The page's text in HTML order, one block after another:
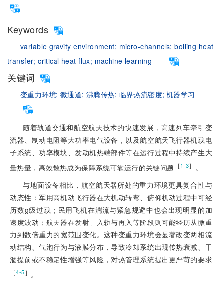
Keywords
variable gravity environment; micro-channels;boiling heat
transfer;critical heat flux; machine learning
关键词
变重力环境; 微通道;沸腾传热; 临界热流密度; 机器学习
随着轨道交通和航空航天技术的快速发展，高速列车牵引变
流器、制动电阻等大功率电气设备，以及航空航天飞行器机载电
子系统、功率模块、发动机热端部件等在运行过程中持续产生大
量热量，高效散热成为保障系统可靠运行的关键问题 ［1-3］
。
与地面设备相比，航空航天器所处的重力环境更具复合性与
动态性：军用高机动飞行器在大机动转弯、俯仰机动过程中可经
历数g级过载；民用飞机在湍流与紧急规避中也会出现明显的加
速度波动；航天器在发射、入轨与再入等阶段则可能经历从微重
力到数倍重力的宽范围变化。这种变重力环境会显著改变两相流
动结构、气泡行为与液膜分布，导致冷却系统出现传热衰减、干
涸提前或不稳定性增强等风险，对热管理系统提出更严苛的要求
［4-5］ 。